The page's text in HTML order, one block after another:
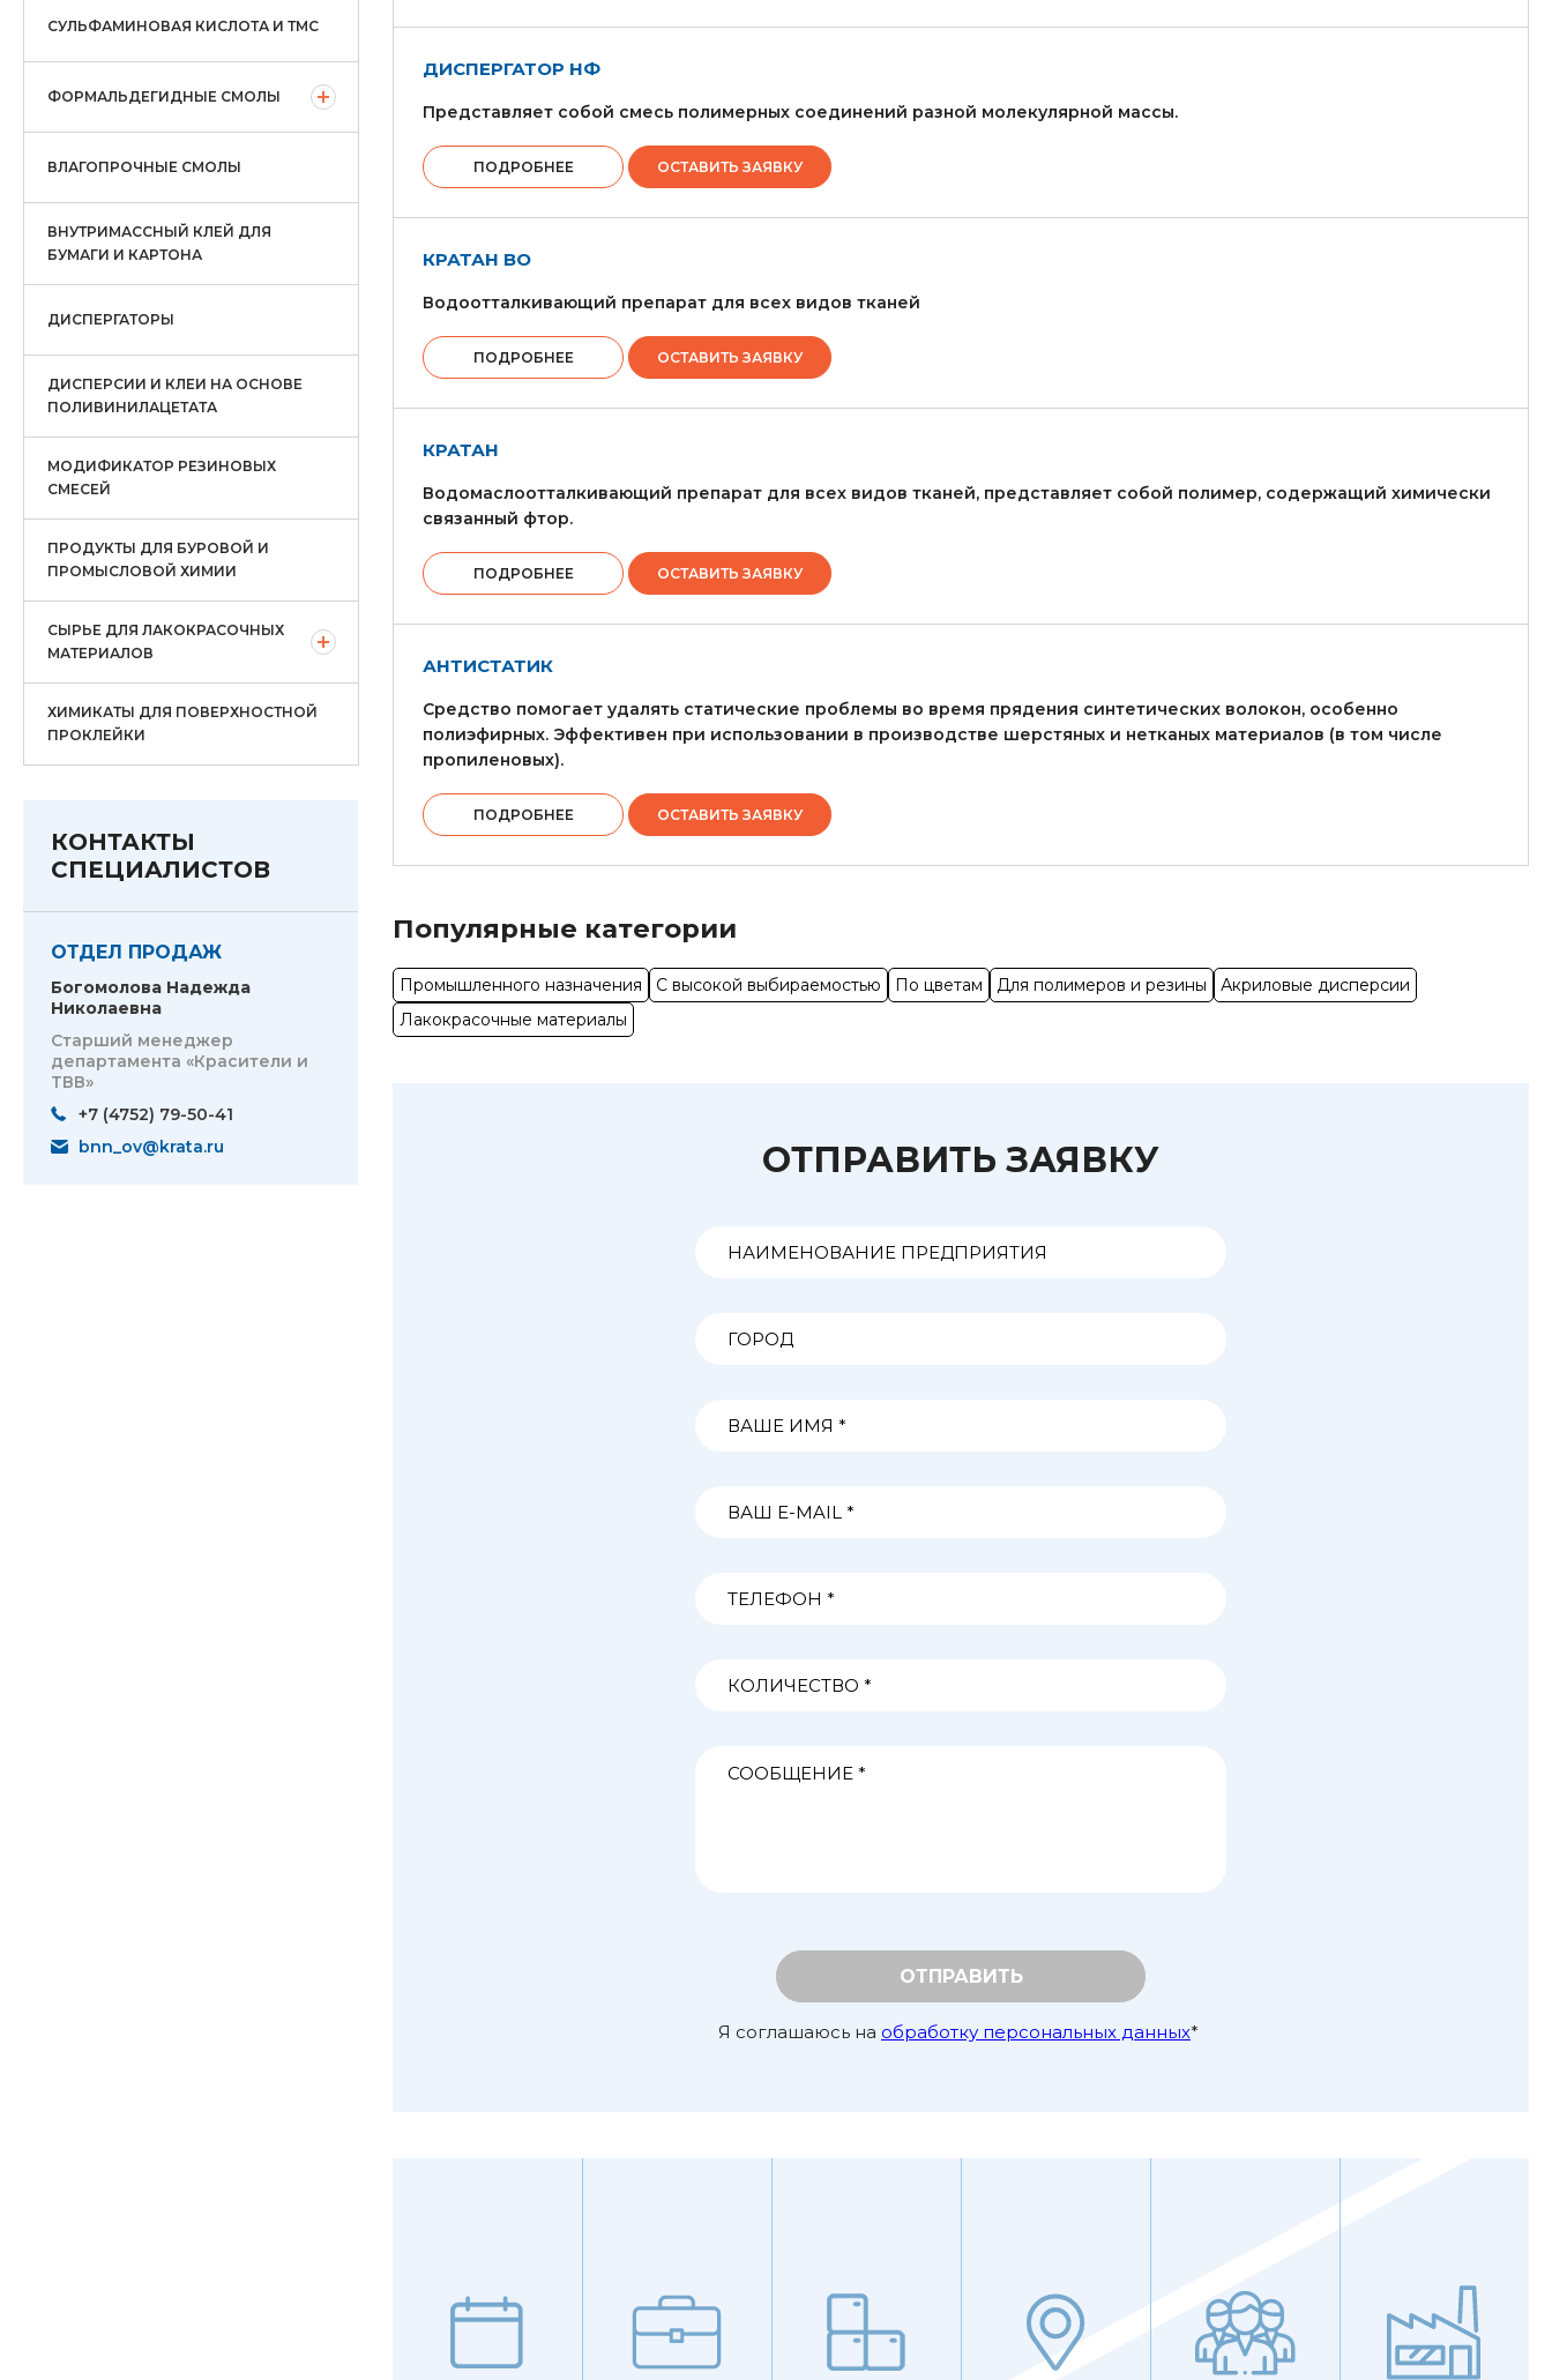
СУЛЬФАМИНОВАЯ КИСЛОТА И ТМС
ФОРМАЛЬДЕГИДНЫЕ СМОЛЫ
ВЛАГОПРОЧНЫЕ СМОЛЫ
ВНУТРИМАССНЫЙ КЛЕЙ ДЛЯ
БУМАГИ И КАРТОНА
ДИСПЕРГАТОРЫ
ДИСПЕРСИИ И КЛЕИ НА ОСНОВЕ
ПОЛИВИНИЛАЦЕТАТА
МОДИФИКАТОР РЕЗИНОВЫХ
СМЕСЕЙ
ПРОДУКТЫ ДЛЯ БУРОВОЙ И
ПРОМЫСЛОВОЙ ХИМИИ
СЫРЬЕ ДЛЯ ЛАКОКРАСОЧНЫХ
МАТЕРИАЛОВ
ХИМИКАТЫ ДЛЯ ПОВЕРХНОСТНОЙ
ПРОКЛЕЙКИ
КОНТАКТЫ
СПЕЦИАЛИСТОВ
ОТДЕЛ ПРОДАЖ
Богомолова Надежда
Николаевна
Старший менеджер
департамента «Красители и
ТВВ»
+7 (4752) 79-50-41
bnn_ov@krata.ru
ДИСПЕРГАТОР НФ
Представляет собой смесь полимерных соединений разной молекулярной массы.
ПОДРОБНЕЕ ОСТАВИТЬ ЗАЯВКУ
КРАТАН ВО
Водоотталкивающий препарат для всех видов тканей
ПОДРОБНЕЕ ОСТАВИТЬ ЗАЯВКУ
КРАТАН
Водомаслоотталкивающий препарат для всех видов тканей, представляет собой полимер, содержащий химически
связанный фтор.
ПОДРОБНЕЕ ОСТАВИТЬ ЗАЯВКУ
АНТИСТАТИК
Средство помогает удалять статические проблемы во время прядения синтетических волокон, особенно
полиэфирных. Эффективен при использовании в производстве шерстяных и нетканых материалов (в том числе
пропиленовых).
ПОДРОБНЕЕ ОСТАВИТЬ ЗАЯВКУ
Популярные категории
Промышленного назначения С высокой выбираемостью По цветам Для полимеров и резины
Акриловые дисперсии
Лакокрасочные материалы
ОТПРАВИТЬ ЗАЯВКУ
ОТПРАВИТЬ
Я соглашаюсь на обработку персональных данных*